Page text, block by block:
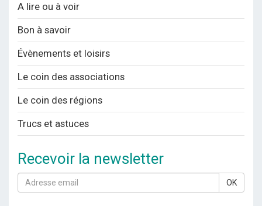
A lire ou à voir
Bon à savoir
Évènements et loisirs
Le coin des associations
Le coin des régions
Trucs et astuces
Recevoir la newsletter
OK